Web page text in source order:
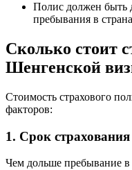
Полис должен быть
пребывания в
Сколько стоит
Шенгенской
Стоимость страхового
факторов:
1. Срок страхования
Чем дольше пребывание